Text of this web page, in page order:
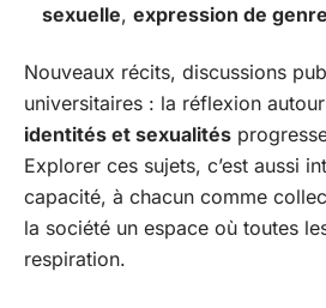
sexuelle, expression de genre
Nouveaux récits, discussions
universitaires : la réflexion
identités et sexualités
Explorer ces sujets, c’est aussi
capacité, à chacun comme
la société un espace où toutes
respiration.